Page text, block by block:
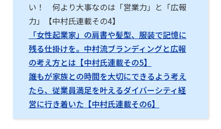
い！ 何より大事なのは「営業力」と「広報
力」【中村氏連載その4】
「女性起業家」の肩書や髪型、服装で記憶に
残る仕掛けを。中村流ブランディングと広報
の考え方とは【中村氏連載その5】
誰もが家族との時間を大切にできるよう考え
たら、従業員満足を叶えるダイバーシティ経
営に行き着いた【中村氏連載その6】